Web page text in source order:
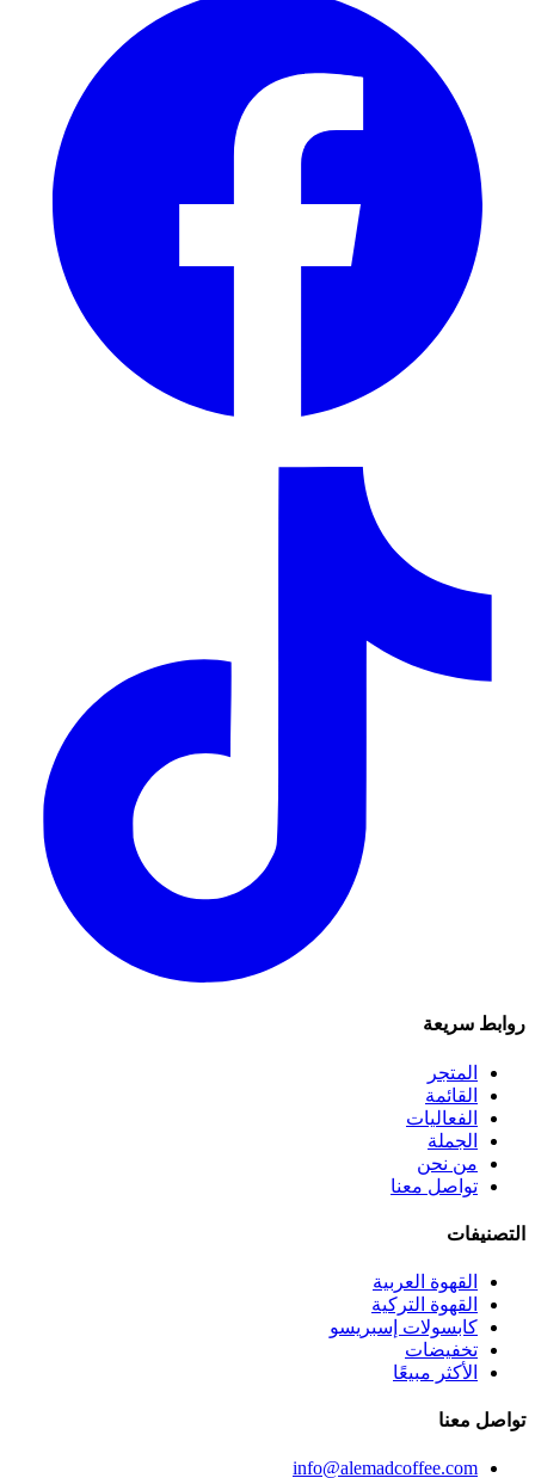
روابط سريعة
المتجر
القائمة
الفعاليات
الجملة
من نحن
تواصل معنا
التصنيفات
القهوة العربية
القهوة التركية
كابسولات إسبريسو
تخفيضات
الأكثر مبيعًا
تواصل معنا
info@alemadcoffee.com